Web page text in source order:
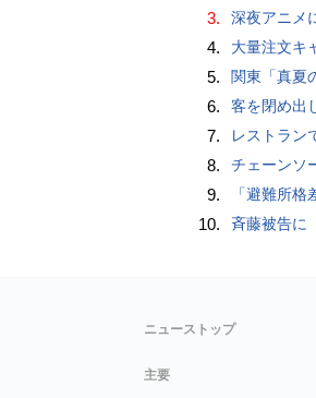
3. 深夜アニメ
4. 大量注文キ
5. 関東「真夏
6. 客を閉め出
7. レストラン
8. チェーンソ
9. 「避難所
10. 斉藤被告に
ニューストップ
主要